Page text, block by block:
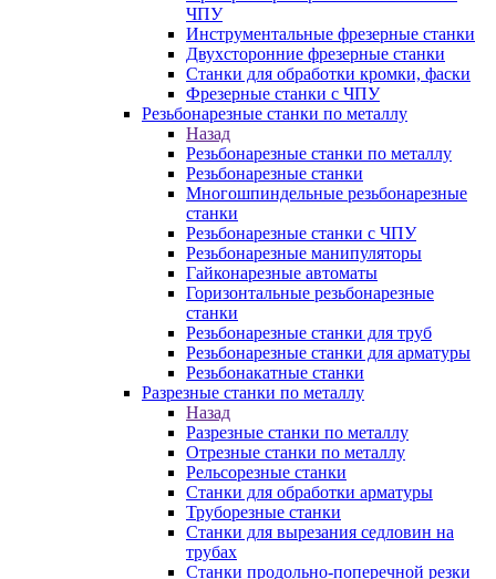
ЧПУ
Инструментальные фрезерные станки
Двухсторонние фрезерные станки
Станки для обработки кромки, фаски
Фрезерные станки с ЧПУ
Резьбонарезные станки по металлу
Назад
Резьбонарезные станки по металлу
Резьбонарезные станки
Многошпиндельные резьбонарезные
станки
Резьбонарезные станки с ЧПУ
Резьбонарезные манипуляторы
Гайконарезные автоматы
Горизонтальные резьбонарезные
станки
Резьбонарезные станки для труб
Резьбонарезные станки для арматуры
Резьбонакатные станки
Разрезные станки по металлу
Назад
Разрезные станки по металлу
Отрезные станки по металлу
Рельсорезные станки
Станки для обработки арматуры
Труборезные станки
Станки для вырезания седловин на
трубаx
Станки продольно-поперечной резки